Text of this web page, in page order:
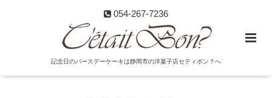
054-267-7236
記念日のバースデーケーキは静岡市の洋菓子店セティボン？へ